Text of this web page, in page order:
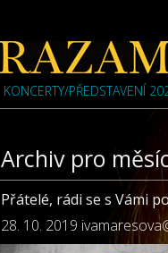
KONCERTY/PŘEDSTAVENÍ
Archiv pro
Přátelé, rádi se s Vámi
28. 10. 2019